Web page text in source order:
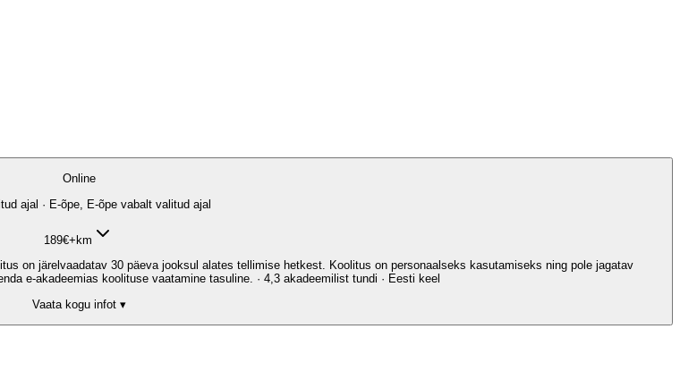
Online
ajal · E-õpe, E-õpe vabalt valitud ajal
189€+km
on järelvaadatav 30 päeva jooksul alates tellimise hetkest. Koolitus on personaalseks kasutamiseks ning pole jagatav
e-akadeemias koolituse vaatamine tasuline. · 4,3 akadeemilist tundi · Eesti keel
Vaata kogu infot ▾